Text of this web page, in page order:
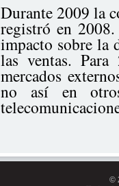
Durante 2009 la
registró en
impacto sobre la
las ventas.
mercados
no así en
©